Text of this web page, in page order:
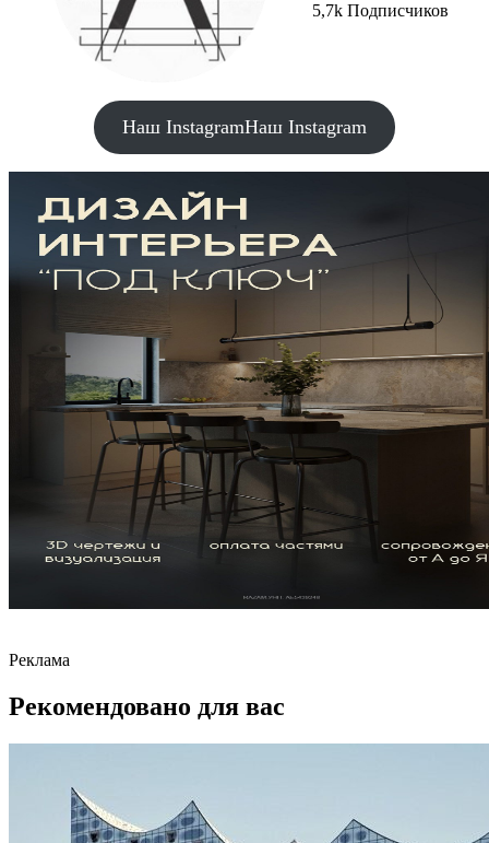
5,7k Подписчиков
Наш InstagramНаш Instagram
Реклама
Рекомендовано для вас